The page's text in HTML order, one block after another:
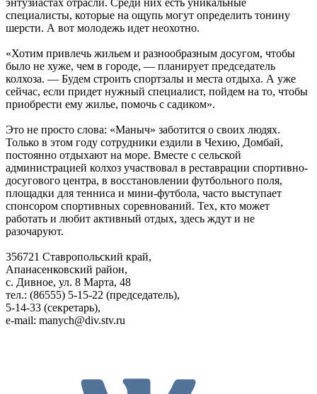
специалисты, которые на ощупь могут определить тонину
шерсти. А вот молодежь идет неохотно.
«Хотим привлечь жильем и разнообразным досугом, чтобы
было не хуже, чем в городе, — планирует председатель
колхоза. — Будем строить спортзалы и места отдыха. А уже
сейчас, если придет нужный специалист, пойдем на то, чтобы
приобрести ему жилье, помочь с садиком».
Это не просто слова: «Маныч» заботится о своих людях.
Только в этом году сотрудники ездили в Чехию, Домбай,
постоянно отдыхают на море. Вместе с сельской
администрацией колхоз участвовал в реставрации спортивно-
досугового центра, в восстановлении футбольного поля,
площадки для тенниса и мини-футбола, часто выступает
спонсором спортивных соревнований. Тех, кто может
работать и любит активный отдых, здесь ждут и не
разочаруют.
356721 Ставропольский край,
Апанасенковский район,
с. Дивное, ул. 8 Марта, 48
тел.: (86555) 5-15-22 (председатель),
5-14-33 (секретарь),
e-mail: manych@div.stv.ru